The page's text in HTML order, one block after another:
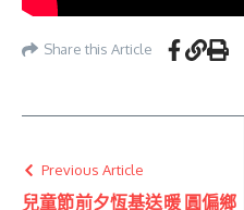
Share this Article
Previous Article
兒童節前夕恆基送暖 圓偏鄉